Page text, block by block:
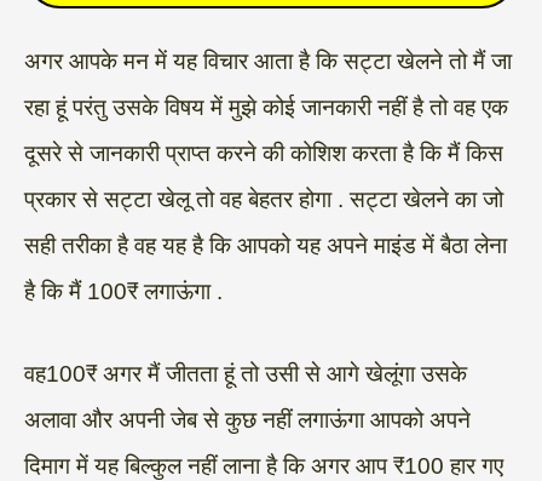
अगर आपके मन में यह विचार आता है कि सट्टा खेलने तो मैं जा
रहा हूं परंतु उसके विषय में मुझे कोई जानकारी नहीं है तो वह एक
दूसरे से जानकारी प्राप्त करने की कोशिश करता है कि मैं किस
प्रकार से सट्टा खेलू तो वह बेहतर होगा . सट्टा खेलने का जो
सही तरीका है वह यह है कि आपको यह अपने माइंड में बैठा लेना
है कि मैं 100₹ लगाऊंगा .
वह100₹ अगर मैं जीतता हूं तो उसी से आगे खेलूंगा उसके
अलावा और अपनी जेब से कुछ नहीं लगाऊंगा आपको अपने
दिमाग में यह बिल्कुल नहीं लाना है कि अगर आप ₹100 हार गए